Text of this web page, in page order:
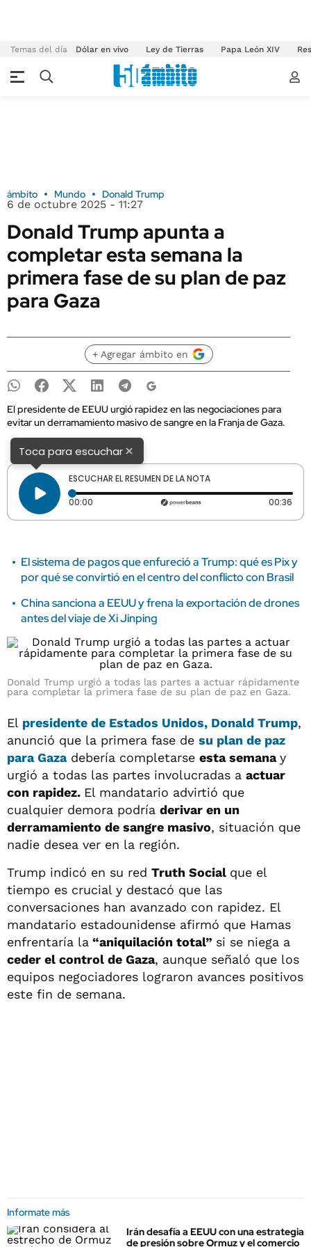
Temas del día Dólar en vivo Ley de Tierras Papa León XIV
ámbito Mundo Donald Trump
6 de octubre 2025 - 11:27
Donald Trump apunta a
completar esta semana la
primera fase de su plan de paz
para Gaza
+ Agregar ámbito en
El presidente de EEUU urgió rapidez en las negociaciones para
evitar un derramamiento masivo de sangre en la Franja de Gaza.
Toca para escuchar×
ESCUCHAR EL RESUMEN DE LA NOTA
00:00 Tiempo transcurrido: 0 segundos 00:36
El sistema de pagos que enfureció a Trump: qué es Pix y
por qué se convirtió en el centro del conflicto con Brasil
China sanciona a EEUU y frena la exportación de drones
antes del viaje de Xi Jinping
Donald Trump urgió a todas las partes a actuar rápidamente
para completar la primera fase de su plan de paz en Gaza.
El presidente de Estados Unidos, Donald Trump,
anunció que la primera fase de su plan de paz
para Gazadebería completarse esta semanay
urgió a todas las partes involucradas a actuar
con rapidez. El mandatario advirtió que
cualquier demora podría derivar en un
derramamiento de sangre masivo, situación que
nadie desea ver en la región.
Trump indicó en su red Truth Social que el
tiempo es crucial y destacó que las
conversaciones han avanzado con rapidez. El
mandatario estadounidense afirmó que Hamas
enfrentaría la “aniquilación total” si se niega a
ceder el control de Gaza, aunque señaló que los
equipos negociadores lograron avances positivos
este fin de semana.
Informate más
Irán desafía a EEUU con una estrategia
de presión sobre Ormuz y el comercio